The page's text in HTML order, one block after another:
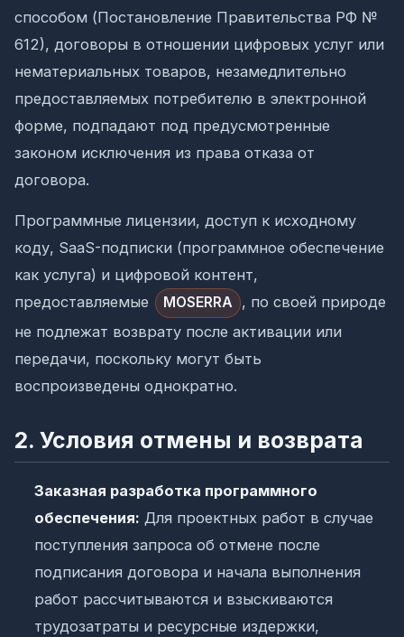
способом (Постановление Правительства РФ №
612), договоры в отношении цифровых услуг или
нематериальных товаров, незамедлительно
предоставляемых потребителю в электронной
форме, подпадают под предусмотренные
законом исключения из права отказа от
договора.
Программные лицензии, доступ к исходному
коду, SaaS-подписки (программное обеспечение
как услуга) и цифровой контент,
предоставляемые
MOSERRA
, по своей природе
не подлежат возврату после активации или
передачи, поскольку могут быть
воспроизведены однократно.
2. Условия отмены и возврата
Заказная разработка программного
обеспечения: Для проектных работ в случае
поступления запроса об отмене после
подписания договора и начала выполнения
работ рассчитываются и взыскиваются
трудозатраты и ресурсные издержки,